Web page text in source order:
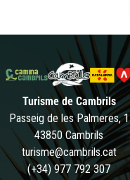
Turisme de Cambrils
Passeig de les Palmeres, 1
43850 Cambrils
turisme@cambrils.cat
(+34) 977 792 307